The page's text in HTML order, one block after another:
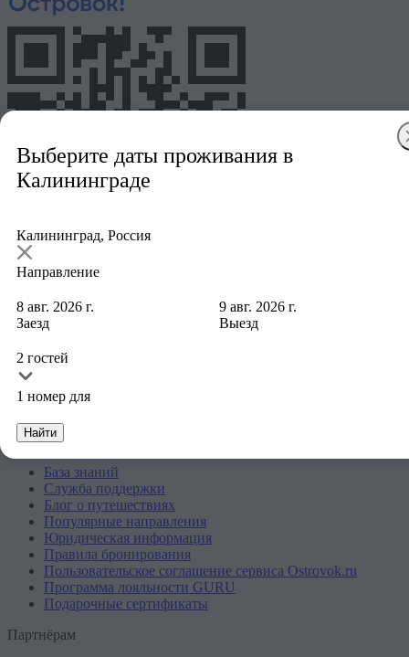
Выберите даты проживания в
Калининграде
Калининград, Россия
Направление
8 авг. 2026 г.
Заезд
9 авг. 2026 г.
Выезд
2 гостей
1 номер для
Найти
Компания
Компания и команда
Вакансии
Клиентам
База знаний
Служба поддержки
Блог о путешествиях
Популярные направления
Юридическая информация
Правила бронирования
Пользовательское соглашение сервиса Ostrovok.ru
Программа лояльности GURU
Подарочные сертификаты
Партнёрам